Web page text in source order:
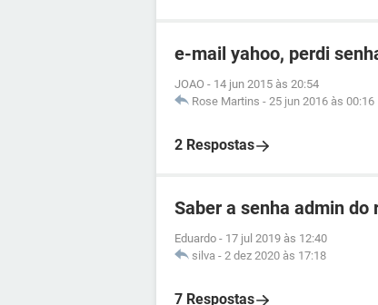
e-mail yahoo, perdi
JOAO - 14 jun 2015 às 20:54
Rose Martins - 25 jun 2016 às 00:16
2 Respostas
Saber a senha admin
Eduardo - 17 jul 2019 às 12:40
silva - 2 dez 2020 às 17:18
7 Respostas